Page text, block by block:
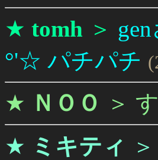
★ tomh ＞
°'☆ パチパチ
★ ＮＯＯ ＞
★ ミキティ ＞